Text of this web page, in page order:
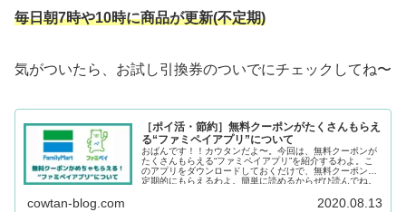
毎日朝7時や10時に商品が更新(不定期)
気がついたら、お試し引換券のついでにチェックしてね〜
［ポイ活・節約］無料クーポンがたくさんもらえ
る“ファミペイアプリ”について
おばんです！！カウタンだよ〜。今回は、無料クーポンが
たくさんもらえる“ファミペイアプリ”を紹介するわよ。こ
のアプリをダウンロードしておくだけで、無料クーポンが
定期的にもらえるわよ。簡単に読めるからぜひ読んでね。
cowtan-blog.com 2020.08.13